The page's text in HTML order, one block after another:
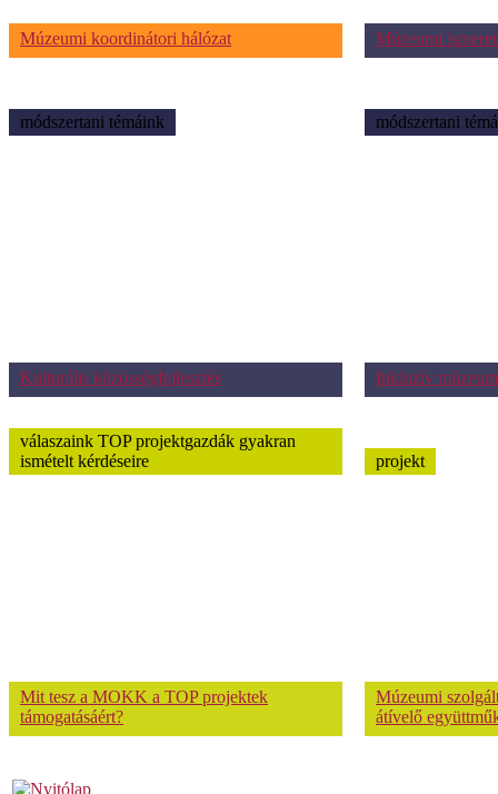
Múzeumi koordinátori hálózat Múzeumi
módszertani témáink
Kulturális közösségfejlesztés
módszertani
Inkluzív múzeum
válaszaink TOP projektgazdák gyakran
ismételt kérdéseire
Mit tesz a MOKK a TOP projektek
támogatásáért?
projekt
Múzeumi
átívelő